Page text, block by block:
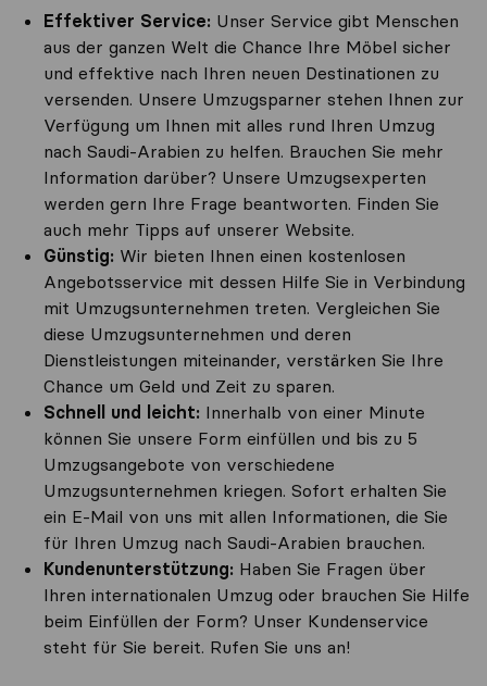
Effektiver Service: Unser Service gibt Menschen
aus der ganzen Welt die Chance Ihre Möbel sicher
und effektive nach Ihren neuen Destinationen zu
versenden. Unsere Umzugsparner stehen Ihnen zur
Verfügung um Ihnen mit alles rund Ihren Umzug
nach Saudi-Arabien zu helfen. Brauchen Sie mehr
Information darüber? Unsere Umzugsexperten
werden gern Ihre Frage beantworten. Finden Sie
auch mehr Tipps auf unserer Website.
Günstig: Wir bieten Ihnen einen kostenlosen
Angebotsservice mit dessen Hilfe Sie in Verbindung
mit Umzugsunternehmen treten. Vergleichen Sie
diese Umzugsunternehmen und deren
Dienstleistungen miteinander, verstärken Sie Ihre
Chance um Geld und Zeit zu sparen.
Schnell und leicht: Innerhalb von einer Minute
können Sie unsere Form einfüllen und bis zu 5
Umzugsangebote von verschiedene
Umzugsunternehmen kriegen. Sofort erhalten Sie
ein E-Mail von uns mit allen Informationen, die Sie
für Ihren Umzug nach Saudi-Arabien brauchen.
Kundenunterstützung: Haben Sie Fragen über
Ihren internationalen Umzug oder brauchen Sie Hilfe
beim Einfüllen der Form? Unser Kundenservice
steht für Sie bereit. Rufen Sie uns an!